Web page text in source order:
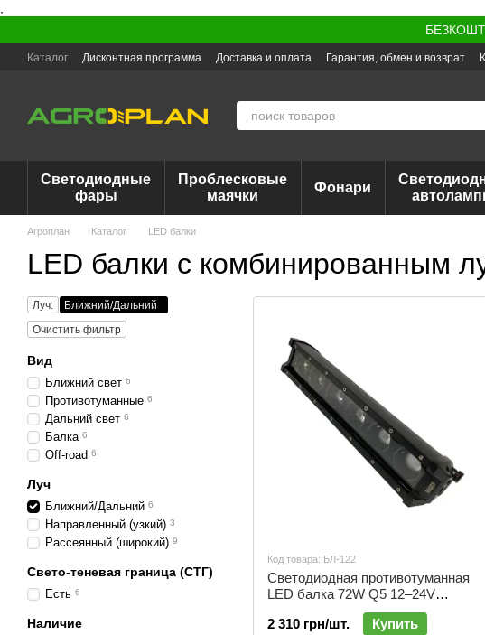
Каталог Дисконтная программа Доставка и оплата Гарантия, обмен и возврат
Светодиодные
фары
Проблесковые
маячки
Фонари
Агроплан Каталог LED балки
​​​​​​​LED балки с комбинированным
Код товара: БЛ-122
Светодиодная противотуманная
LED балка 72W Q5 12–24V
ближний/дальний белый свет |
БЛ-122
2 310 грн/шт. Купить
Луч:
Ближний/Дальний
Очистить фильтр
Вид
Ближний свет 6
Противотуманные 6
Дальний свет 6
Балка 6
Off-road 6
Луч
Ближний/Дальний 6
Направленный (узкий) 3
Рассеянный (широкий) 9
Свето-теневая граница (СТГ)
Есть 6
Наличие